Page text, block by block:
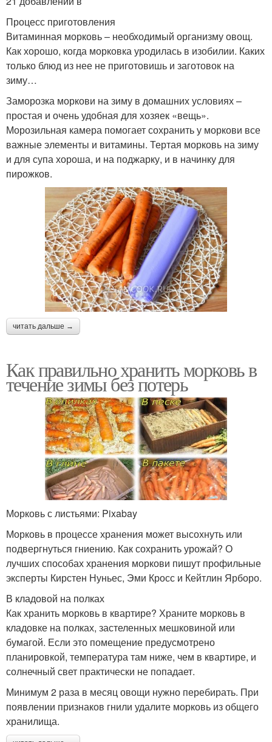
Процесс приготовления
Витаминная морковь – необходимый организму овощ.
Как хорошо, когда морковка уродилась в изобилии. Каких
только блюд из нее не приготовишь и заготовок на
зиму…
Заморозка моркови на зиму в домашних условиях –
простая и очень удобная для хозяек «вещь».
Морозильная камера помогает сохранить у моркови все
важные элементы и витамины. Тертая морковь на зиму
и для супа хороша, и на поджарку, и в начинку для
пирожков.
читать дальше →
Как правильно хранить морковь в
течение зимы без потерь
Морковь с листьями: Pixabay
Морковь в процессе хранения может высохнуть или
подвергнуться гниению. Как сохранить урожай? О
лучших способах хранения моркови пишут профильные
эксперты Кирстен Нуньес, Эми Кросс и Кейтлин Ярборо.
В кладовой на полках
Как хранить морковь в квартире? Храните морковь в
кладовке на полках, застеленных мешковиной или
бумагой. Если это помещение предусмотрено
планировкой, температура там ниже, чем в квартире, и
солнечный свет практически не попадает.
Минимум 2 раза в месяц овощи нужно перебирать. При
появлении признаков гнили удалите морковь из общего
хранилища.